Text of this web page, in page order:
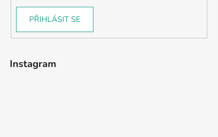
PŘIHLÁSIT SE
Instagram